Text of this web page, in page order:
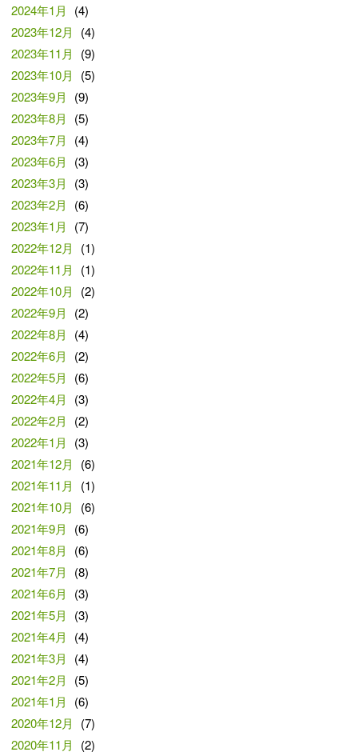
2024年1月
(4)
2023年12月
(4)
2023年11月
(9)
2023年10月
(5)
2023年9月
(9)
2023年8月
(5)
2023年7月
(4)
2023年6月
(3)
2023年3月
(3)
2023年2月
(6)
2023年1月
(7)
2022年12月
(1)
2022年11月
(1)
2022年10月
(2)
2022年9月
(2)
2022年8月
(4)
2022年6月
(2)
2022年5月
(6)
2022年4月
(3)
2022年2月
(2)
2022年1月
(3)
2021年12月
(6)
2021年11月
(1)
2021年10月
(6)
2021年9月
(6)
2021年8月
(6)
2021年7月
(8)
2021年6月
(3)
2021年5月
(3)
2021年4月
(4)
2021年3月
(4)
2021年2月
(5)
2021年1月
(6)
2020年12月
(7)
2020年11月
(2)